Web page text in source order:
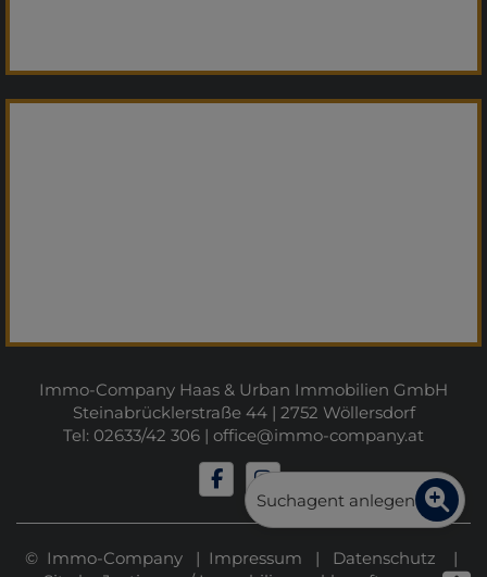
Immo-Company Haas & Urban Immobilien GmbH
Steinabrücklerstraße 44 | 2752 Wöllersdorf
Tel: 02633/42 306 | office@immo-company.at
© Immo-Company | Impressum | Datenschutz |
Suchagent anlegen